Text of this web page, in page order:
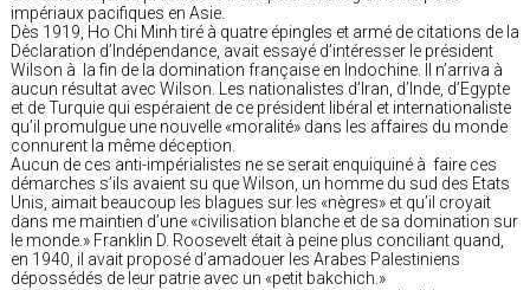
impériaux pacifiques en Asie.
Dès 1919, Ho Chi Minh tiré à quatre épingles et armé de citations de la
Déclaration d’Indépendance, avait essayé d’intéresser le président
Wilson à la fin de la domination française en Indochine. Il n’arriva à
aucun résultat avec Wilson. Les nationalistes d’Iran, d’Inde, d’Egypte
et de Turquie qui espéraient de ce président libéral et internationaliste
qu’il promulgue une nouvelle «moralité» dans les affaires du monde
connurent la même déception.
Aucun de ces anti-impérialistes ne se serait enquiquiné à faire ces
démarches s’ils avaient su que Wilson, un homme du sud des Etats
Unis, aimait beaucoup les blagues sur les «nègres» et qu’il croyait
dans me maintien d’une «civilisation blanche et de sa domination sur
le monde.» Franklin D. Roosevelt était à peine plus conciliant quand,
en 1940, il avait proposé d’amadouer les Arabes Palestiniens
dépossédés de leur patrie avec un «petit bakchich.»